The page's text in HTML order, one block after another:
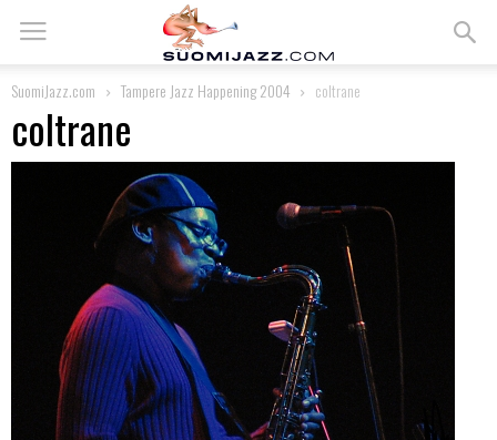
SuomiJazz.com Tampere Jazz Happening 2004 coltrane
coltrane